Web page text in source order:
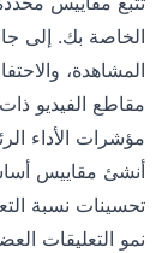
الخاصة بك. إلى
المشاهدة،
مقاطع الفيديو
مؤشرات الأداء
أنشئ مقاييس
تحسينات نسبة
نمو التعليقات